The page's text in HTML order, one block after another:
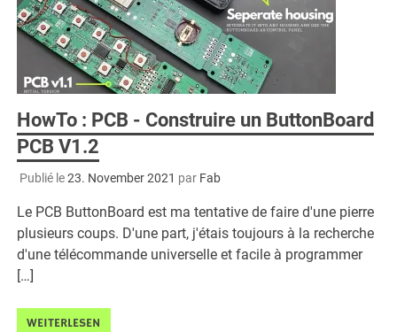
HowTo : PCB - Construire un ButtonBoard
PCB V1.2
Publié le23. November 2021 par Fab
Le PCB ButtonBoard est ma tentative de faire d'une pierre
plusieurs coups. D'une part, j'étais toujours à la recherche
d'une télécommande universelle et facile à programmer
[…]
WEITERLESEN